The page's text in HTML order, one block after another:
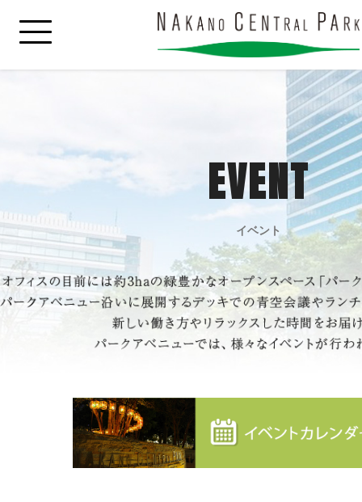
EVENT
イベント